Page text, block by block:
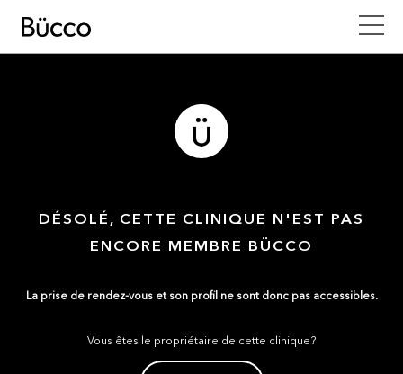
DÉSOLÉ, CETTE CLINIQUE N'EST PAS
ENCORE MEMBRE BÜCCO
La prise de rendez-vous et son profil ne sont donc pas accessibles.
Vous êtes le propriétaire de cette clinique?